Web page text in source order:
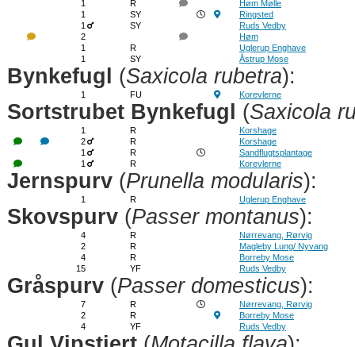
1
R
Høm Mølle
1
SY
Ringsted
1
SY
Ruds Vedby
2
Høm
1
R
Uglerup Enghave
1
SY Åstrup Mose
Bynkefugl (Saxicola rubetra):
1 FU Korevlerne
Sortstrubet Bynkefugl (Saxicola
1 R
Korshage
2
R
Korshage
1
R
Sandflugtsplantage
1
R Korevlerne
Jernspurv (Prunella modularis):
1 R Uglerup Enghave
Skovspurv (Passer montanus):
4 R
Nørrevang, Rørvig
2
R
Magleby Lung/ Nyvang
4
R
Borreby Mose
15
YF Ruds Vedby
Gråspurv (Passer domesticus):
7 R
Nørrevang, Rørvig
2
R
Borreby Mose
4
YF Ruds Vedby